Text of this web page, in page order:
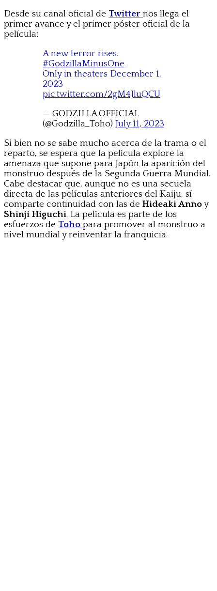
Desde su canal oficial de Twitter nos llega el
primer avance y el primer póster oficial de la
película:
A new terror rises.
#GodzillaMinusOne
Only in theaters December 1,
2023
pic.twitter.com/2gM4JluQCU
— GODZILLA.OFFICIAL
(@Godzilla_Toho) July 11, 2023
Si bien no se sabe mucho acerca de la trama o el
reparto, se espera que la película explore la
amenaza que supone para Japón la aparición del
monstruo después de la Segunda Guerra Mundial.
Cabe destacar que, aunque no es una secuela
directa de las películas anteriores del Kaiju, sí
comparte continuidad con las de Hideaki Annoy
Shinji Higuchi. La película es parte de los
esfuerzos de Toho para promover al monstruo a
nivel mundial y reinventar la franquicia.